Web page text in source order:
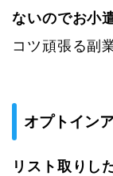
ないのでお小
コツ頑張る副
オプトイン
リスト取りし